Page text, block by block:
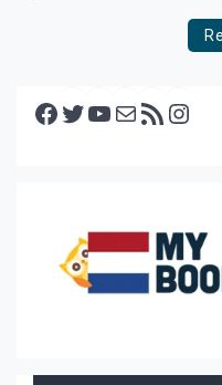
om dit jaar met de
te stellen
Facebook Twitter YouTube E-mail RSS feed